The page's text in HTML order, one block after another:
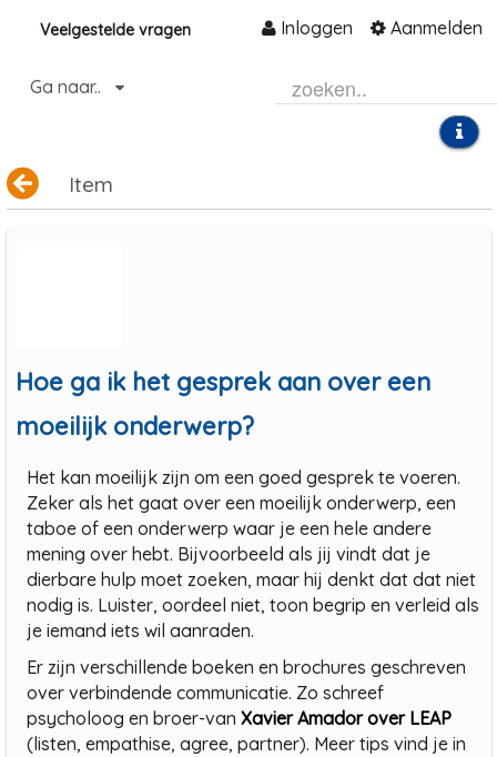
Inloggen Aanmelden
Veelgestelde vragen
Home
Informatie
Ga naar..
Item
Hoe ga ik het gesprek aan over een
moeilijk onderwerp?
Het kan moeilijk zijn om een goed gesprek te voeren.
Zeker als het gaat over een moeilijk onderwerp, een
taboe of een onderwerp waar je een hele andere
mening over hebt. Bijvoorbeeld als jij vindt dat je
dierbare hulp moet zoeken, maar hij denkt dat dat niet
nodig is. Luister, oordeel niet, toon begrip en verleid als
je iemand iets wil aanraden.
Er zijn verschillende boeken en brochures geschreven
over verbindende communicatie. Zo schreef
psycholoog en broer-van Xavier Amador over LEAP
(listen, empathise, agree, partner). Meer tips vind je in